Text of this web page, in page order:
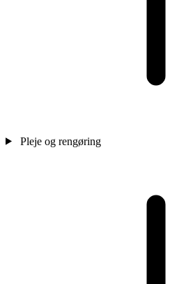
Pleje og rengøring